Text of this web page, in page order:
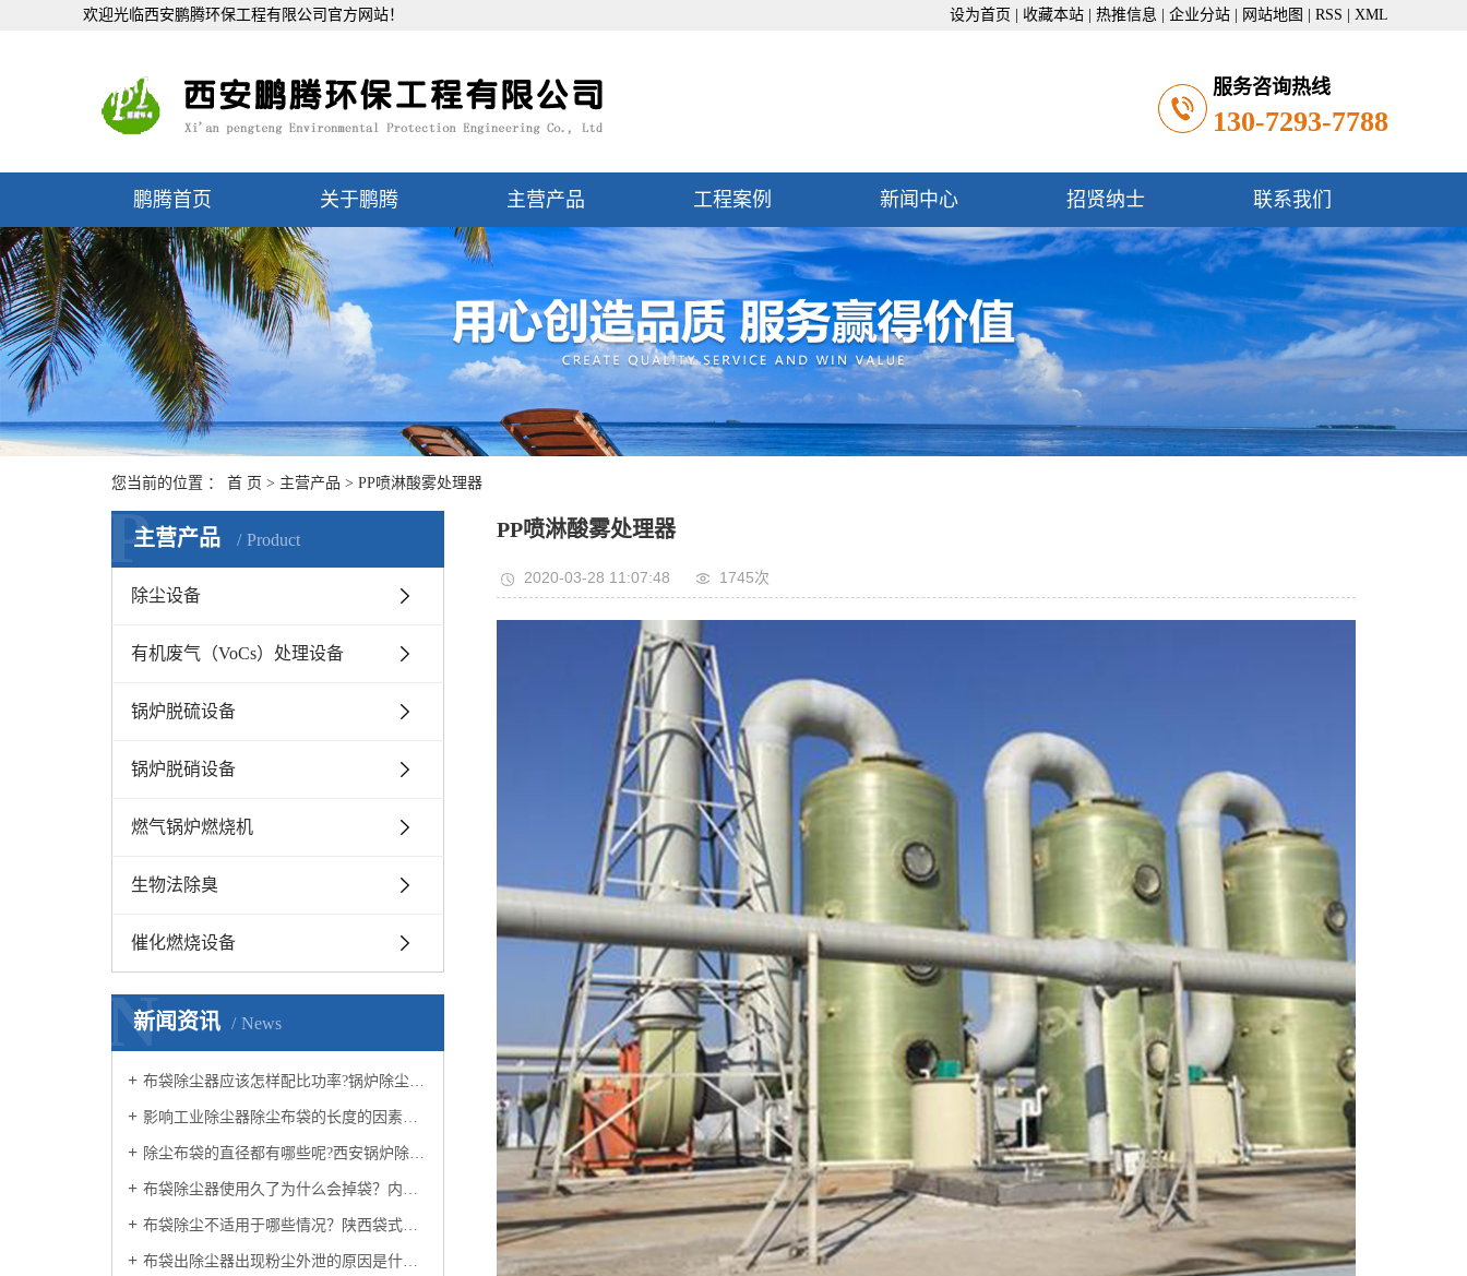
欢迎光临西安鹏腾环保工程有限公司官方网站！ 设为首页 收藏本站 热推信息 企业分站 网站地图 RSS XML
服务咨询热线
130-7293-7788
鹏腾首页 关于鹏腾 主营产品 工程案例 新闻中心 招贤纳士 联系我们
您当前的位置 ： 首 页 > 主营产品 > PP喷淋酸雾处理器
主营产品 Product
P
除尘设备
有机废气（VoCs）处理设备
锅炉脱硫设备
锅炉脱硝设备
燃气锅炉燃烧机
生物法除臭
催化燃烧设备
新闻资讯 News
N
布袋除尘器应该怎样配比功率?锅炉除尘器厂家知道吗？
影响工业除尘器除尘布袋的长度的因素有哪些？西安锅炉除尘器厂家觉得呢？
除尘布袋的直径都有哪些呢?西安锅炉除尘器小编认为呢？
布袋除尘器使用久了为什么会掉袋？内蒙布袋除尘器厂家认为呢？
布袋除尘不适用于哪些情况？陕西袋式除尘器小编知道吗？
布袋出除尘器出现粉尘外泄的原因是什么？西安除尘器设备公司认为呢？
PP喷淋酸雾处理器
2020-03-28 11:07:48 1745次